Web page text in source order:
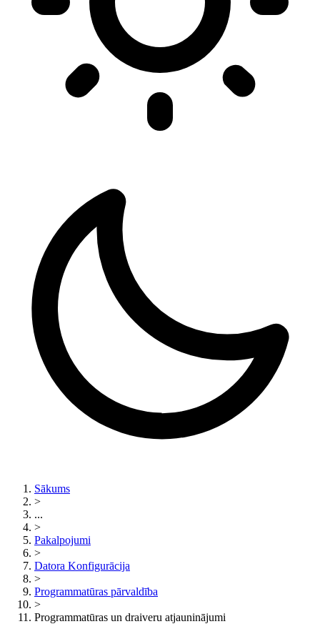
Sākums
>
...
>
Pakalpojumi
>
Datora Konfigurācija
>
Programmatūras pārvaldība
>
Programmatūras un draiveru atjauninājumi